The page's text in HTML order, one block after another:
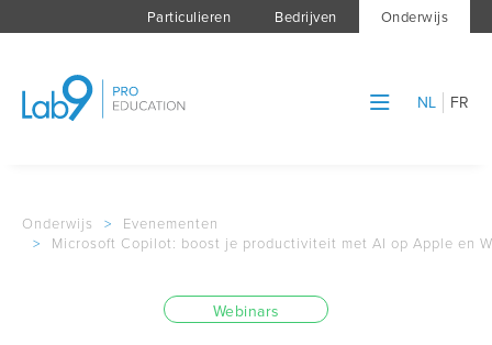
Particulieren Bedrijven Onderwijs
NL FR
Onderwijs >
Evenementen
>
Microsoft Copilot: boost je productiviteit met AI op Apple en
Webinars